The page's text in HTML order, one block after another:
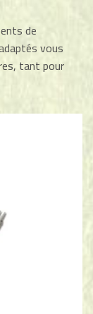
de
vous
tant pour